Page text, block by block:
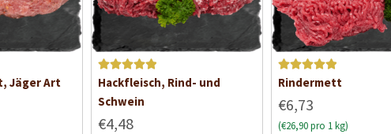
Jäger Art
Bewertet mit
5von 5
Hackfleisch, Rind- und
Schwein
€4,48
Bewertet mit
Rindermett
€6,73
(€26,90 pro 1 kg)